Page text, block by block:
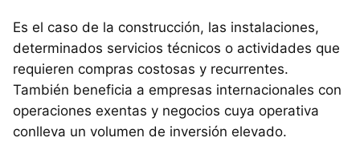
Es el caso de la construcción, las instalaciones,
determinados servicios técnicos o actividades que
requieren compras costosas y recurrentes.
También beneficia a empresas internacionales con
operaciones exentas y negocios cuya operativa
conlleva un volumen de inversión elevado.